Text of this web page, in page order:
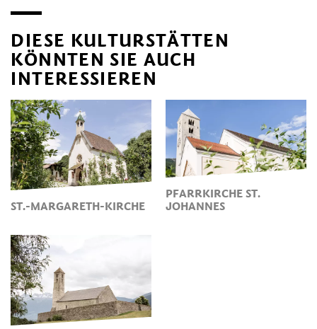
DIESE KULTURSTÄTTEN
KÖNNTEN SIE AUCH
INTERESSIEREN
ST.-MARGARETH-KIRCHE
PFARRKIRCHE ST.
JOHANNES